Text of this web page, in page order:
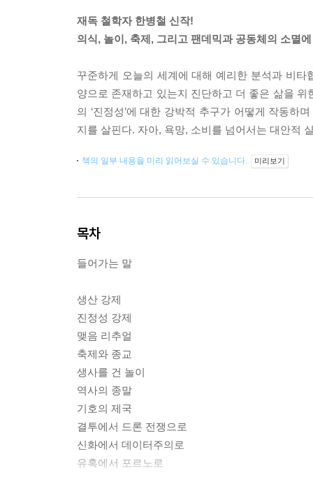
재독 철학자 한병철 신작!
의식, 놀이, 축제, 그리고 팬데믹과 공동체의 소멸
꾸준하게 오늘의 세계에 대해 예리한 분석과 비타
양으로 존재하고 있는지 진단하고 더 좋은 삶을
의 ‘진정성’에 대한 강박적 추구가 어떻게 작동하
지를 살핀다. 자아, 욕망, 소비를 넘어서는 대안적
책의 일부 내용을 미리 읽어보실 수 있습니다. 미리보기
목차
들어가는 말
생산 강제
진정성 강제
맺음 리추얼
축제와 종교
생사를 건 놀이
역사의 종말
기호의 제국
결투에서 드론 전쟁으로
신화에서 데이터주의로
유혹에서 포르노로